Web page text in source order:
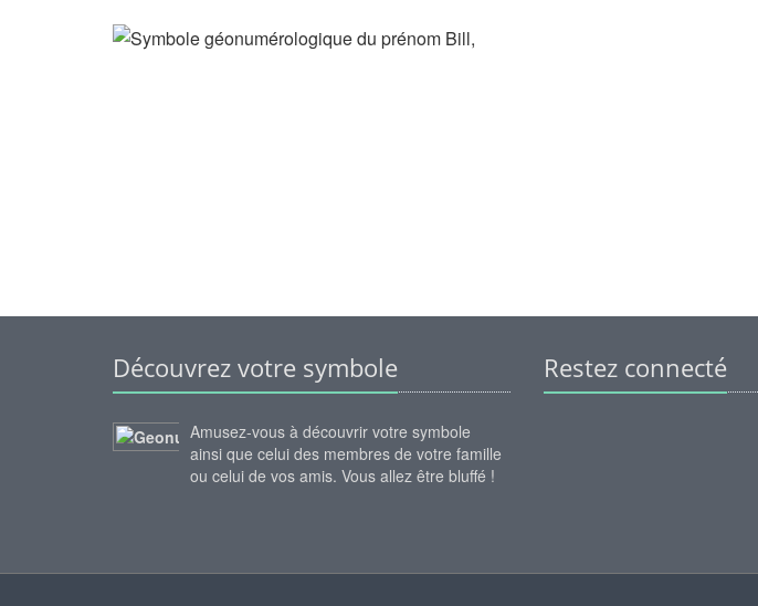
Découvrez votre symbole
Amusez-vous à découvrir votre symbole
ainsi que celui des membres de votre famille
ou celui de vos amis. Vous allez être bluffé !
Restez connecté